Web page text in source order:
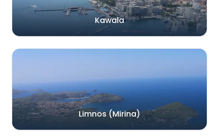
Kawala
Limnos (Mirina)